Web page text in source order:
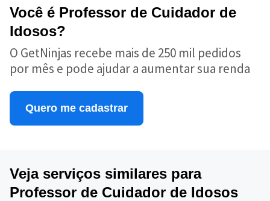
Você é Professor de Cuidador de
Idosos?
O GetNinjas recebe mais de 250 mil pedidos
por mês e pode ajudar a aumentar sua renda
Quero me cadastrar
Veja serviços similares para
Professor de Cuidador de Idosos